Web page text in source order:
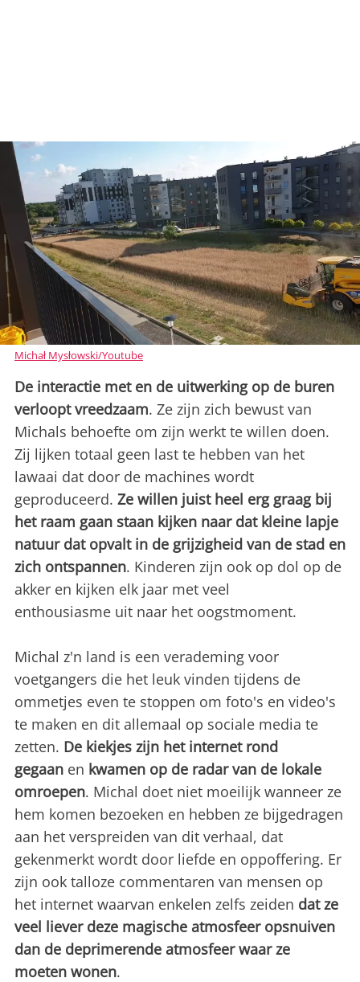
Michał Mysłowski/Youtube
De interactie met en de uitwerking op de buren
verloopt vreedzaam. Ze zijn zich bewust van
Michals behoefte om zijn werkt te willen doen.
Zij lijken totaal geen last te hebben van het
lawaai dat door de machines wordt
geproduceerd. Ze willen juist heel erg graag bij
het raam gaan staan kijken naar dat kleine lapje
natuur dat opvalt in de grijzigheid van de stad en
zich ontspannen. Kinderen zijn ook op dol op de
akker en kijken elk jaar met veel
enthousiasme uit naar het oogstmoment.
Michal z'n land is een verademing voor
voetgangers die het leuk vinden tijdens de
ommetjes even te stoppen om foto's en video's
te maken en dit allemaal op sociale media te
zetten. De kiekjes zijn het internet rond
gegaan en kwamen op de radar van de lokale
omroepen. Michal doet niet moeilijk wanneer ze
hem komen bezoeken en hebben ze bijgedragen
aan het verspreiden van dit verhaal, dat
gekenmerkt wordt door liefde en oppoffering. Er
zijn ook talloze commentaren van mensen op
het internet waarvan enkelen zelfs zeiden dat ze
veel liever deze magische atmosfeer opsnuiven
dan de deprimerende atmosfeer waar ze
moeten wonen.